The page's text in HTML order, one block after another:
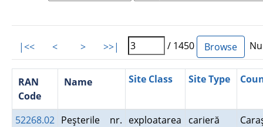
|<< < > >>| / 1450
RAN
Code
Name Site Class Site Type
52268.02 Peşterile nr. exploatarea
carieră